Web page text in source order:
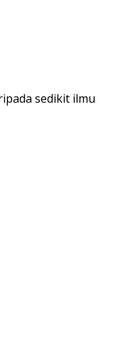
sedikit ilmu